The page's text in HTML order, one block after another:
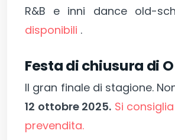
R&B e inni dance old-
disponibili .
Festa di chiusura di
Il gran finale di stagione.
12 ottobre 2025. Si
prevendita.